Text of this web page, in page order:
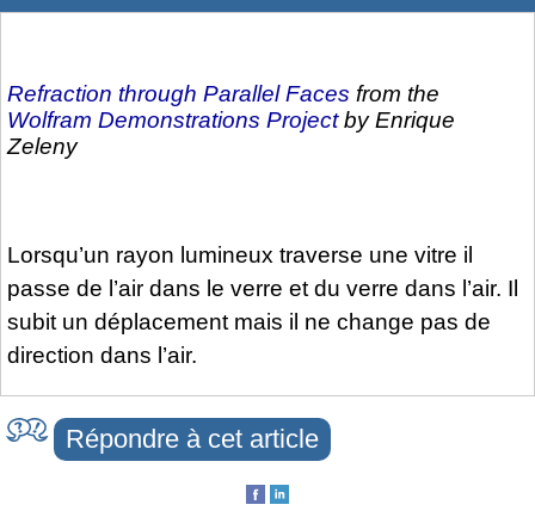
Refraction through Parallel Faces from the
Wolfram Demonstrations Projectby Enrique
Zeleny
Lorsqu’un rayon lumineux traverse une vitre il
passe de l’air dans le verre et du verre dans l’air. Il
subit un déplacement mais il ne change pas de
direction dans l’air.
Répondre à cet article